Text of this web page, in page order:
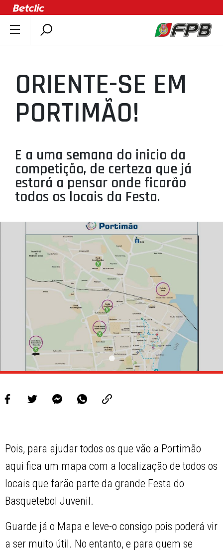
ÚLTIMAS
COMPETIÇÕES
ASSOCIAÇÕES
AGENTES
AGENDA
SELEÇÕES
MINIBASQUETE
ÁREA TÉCNICA
PROJETOS
LIGA BETCLIC MASCULINA
LIGA BETCLIC FEMININA
ORIENTE-SE EM
PORTIMÃO!
E a uma semana do inicio da
competição, de certeza que já
estará a pensar onde ficarão
todos os locais da Festa.
Pois, para ajudar todos os que vão a Portimão
aqui fica um mapa com a localização de todos os
locais que farão parte da grande Festa do
Basquetebol Juvenil.
Guarde já o Mapa e leve-o consigo pois poderá vir
a ser muito útil. No entanto, e para quem se